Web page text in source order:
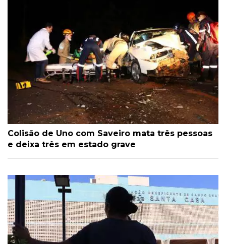
Colisão de Uno com Saveiro mata três pessoas
e deixa três em estado grave